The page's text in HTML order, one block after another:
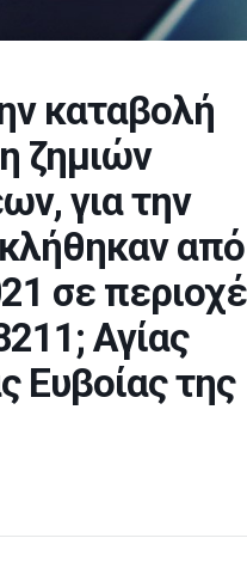
καταβολή
ζημιών
για την
από
σε
Αγίας
Ευβοίας της